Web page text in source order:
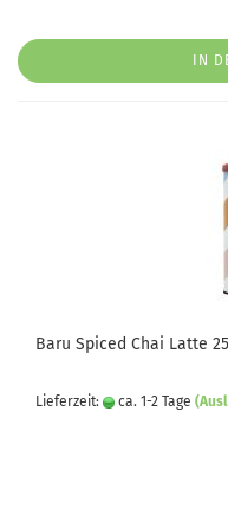
IN
Baru Spiced Chai Latte
Lieferzeit: ca. 1-2 Tage